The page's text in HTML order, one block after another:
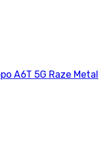
A6T 5G Raze Metal